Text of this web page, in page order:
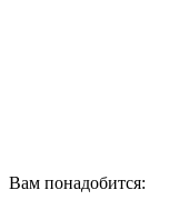
Вам понадобится: